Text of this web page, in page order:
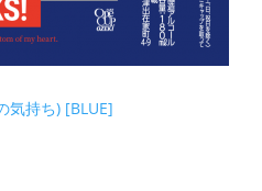
気持ち) [BLUE]